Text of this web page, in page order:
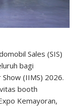
Sales (SIS)
bagi
(IIMS) 2026.
booth
Kemayoran,